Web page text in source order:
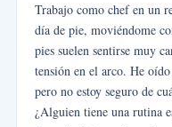
Trabajo como chef en un
día de pie, moviéndome
pies suelen sentirse muy
tensión en el arco. He
pero no estoy seguro de
¿Alguien tiene una rutina